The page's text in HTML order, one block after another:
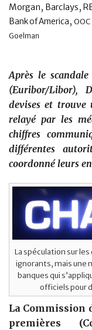
Morgan, Barclays,
Bank of America,
Goelman
Après le
(Euribor/Libor),
devises et trouve
relayé par les
chiffres
différentes
coordonné leurs
La spéculation sur
ignorants, mais une
banques qui
officiels pour
La Commission
premières